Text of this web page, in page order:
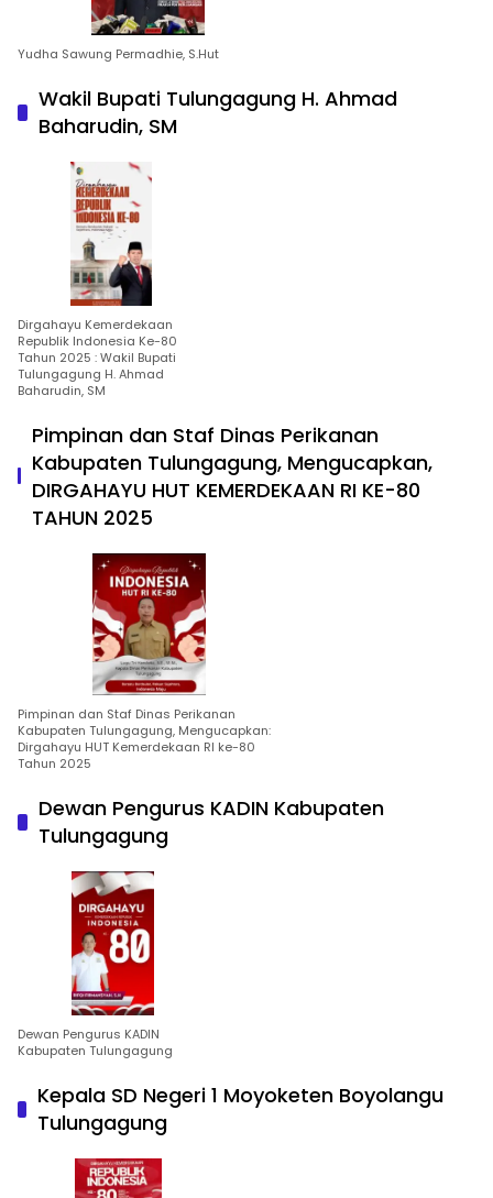
Yudha Sawung Permadhie, S.Hut
Wakil Bupati Tulungagung H. Ahmad
Baharudin, SM
Dirgahayu Kemerdekaan
Republik Indonesia Ke-80
Tahun 2025 : Wakil Bupati
Tulungagung H. Ahmad
Baharudin, SM
Pimpinan dan Staf Dinas Perikanan
Kabupaten Tulungagung, Mengucapkan,
DIRGAHAYU HUT KEMERDEKAAN RI KE-80
TAHUN 2025
Pimpinan dan Staf Dinas Perikanan
Kabupaten Tulungagung, Mengucapkan:
Dirgahayu HUT Kemerdekaan RI ke-80
Tahun 2025
Dewan Pengurus KADIN Kabupaten
Tulungagung
Dewan Pengurus KADIN
Kabupaten Tulungagung
Kepala SD Negeri 1 Moyoketen Boyolangu
Tulungagung